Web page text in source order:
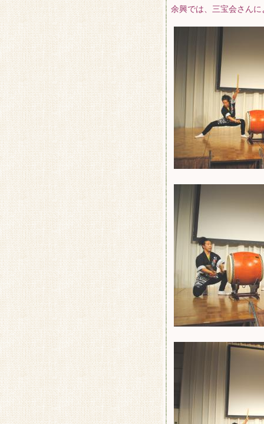
余興では、三宝会さん